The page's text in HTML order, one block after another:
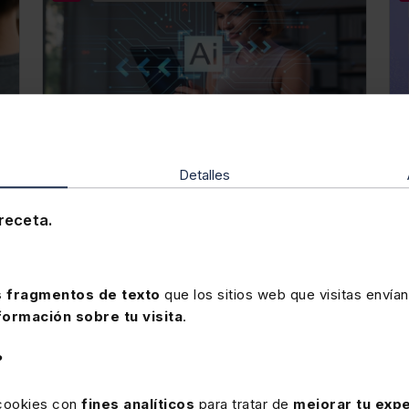
Detalles
fragmentos de texto que los sitios web que visitas
sobre tu visita.
con fines analíticos para tratar de mejorar tu
Hugo Ramallo García
★
Hugo Ramallo García
Hugo Ramallo García